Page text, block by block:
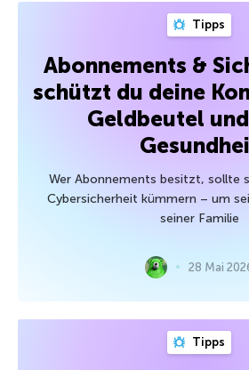
Tipps
Abonnements &
schützt du deine
Geldbeutel
Wer Abonnements besitzt, sollte
Cybersicherheit kümmern – um
seiner Familie
28 Mai
Tipps